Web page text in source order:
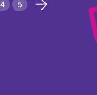
4 5